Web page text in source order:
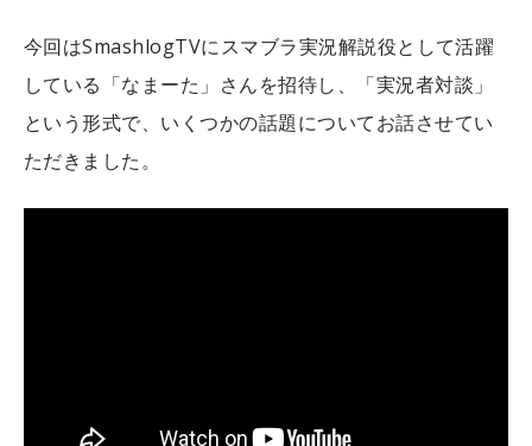
今回はSmashlogTVにスマブラ実況解説役として活躍
している「なまーた」さんを招待し、「実況者対談」
という形式で、いくつかの話題についてお話させてい
ただきました。